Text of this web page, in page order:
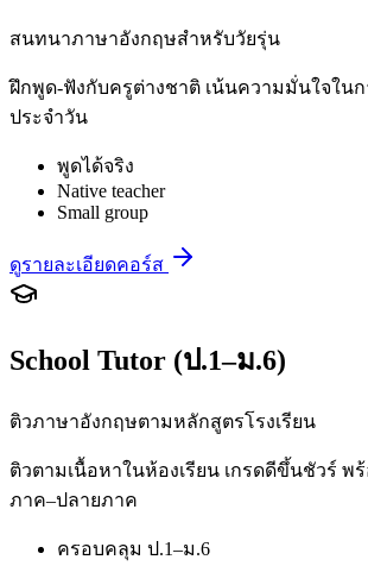
สนทนาภาษาอังกฤษสำหรับวัยรุ่น
ฝึกพูด-ฟังกับครูต่างชาติ เน้นความมั่นใจใน
ประจำวัน
พูดได้จริง
Native teacher
Small group
ดูรายละเอียดคอร์ส
School Tutor (ป.1–ม.6)
ติวภาษาอังกฤษตามหลักสูตรโรงเรียน
ติวตามเนื้อหาในห้องเรียน เกรดดีขึ้นชัวร์ พ
ภาค–ปลายภาค
ครอบคลุม ป.1–ม.6